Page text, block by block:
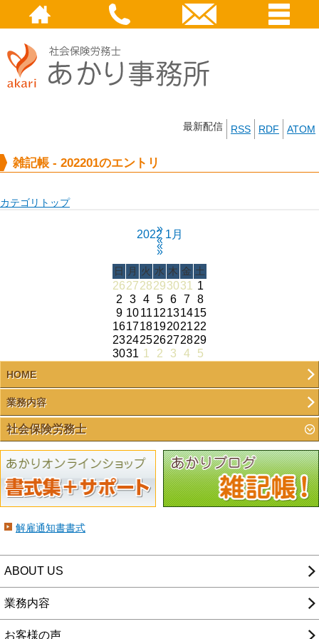
最新配信 RSS RDF ATOM
雑記帳 - 202201のエントリ
カテゴリトップ
«
«
2022 1月
»
»
日 月 火 水 木 金 土
262728293031
1
2
3 4 5 6 7
8
9 101112131415
16171819202122
23242526272829
3031 1 2 3 4 5
HOME
業務内容
社会保険労務士
解雇通知書書式
ABOUT US
業務内容
お客様の声